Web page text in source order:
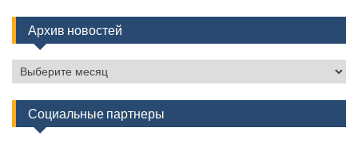
Архив новостей
Архив
новостей
Социальные партнеры